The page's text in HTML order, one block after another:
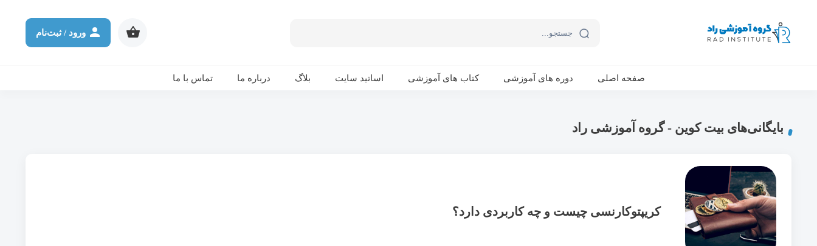
ورود / ثبت‌نام
صفحه اصلی دوره های آموزشی کتاب های آموزشی اساتید سایت بلاگ درباره ما تماس با ما
بایگانی‌های بیت کوین - گروه آموزشی راد
کریپتوکارنسی چیست و چه کاربردی دارد؟